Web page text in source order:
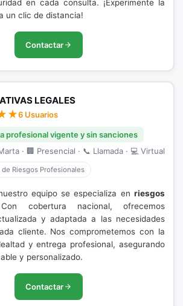
en cada consulta. ¡Experimente la
un clic de distancia!
Contactar
LEGALES
6 Usuarios
profesional vigente y sin sanciones
· 🏢 Presencial · 📞 Llamada · 💻 Virtual
Riesgos Profesionales
equipo se especializa en riesgos
cobertura nacional, ofrecemos
y adaptada a las necesidades
cliente. Nos comprometemos con la
y entrega profesional, asegurando
y personalizado.
Contactar